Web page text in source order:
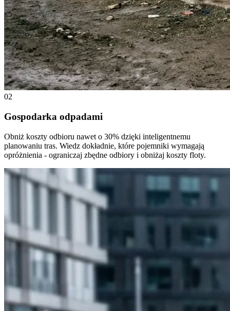
02
Gospodarka odpadami
Obniż koszty odbioru nawet o 30% dzięki inteligentnemu
planowaniu tras. Wiedz dokładnie, które pojemniki wymagają
opróżnienia - ograniczaj zbędne odbiory i obniżaj koszty floty.